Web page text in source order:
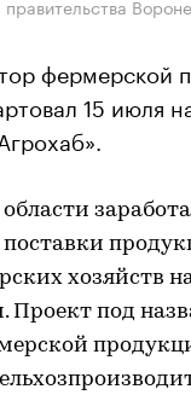
фермерской
15 июля
хозяйств
Проект под